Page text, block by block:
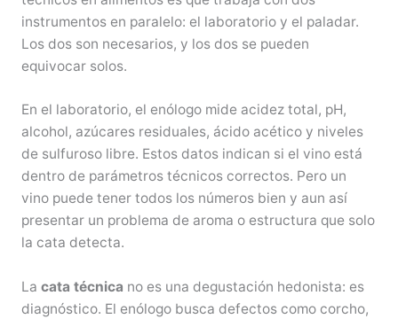
instrumentos en paralelo: el laboratorio y el paladar.
Los dos son necesarios, y los dos se pueden
equivocar solos.
En el laboratorio, el enólogo mide acidez total, pH,
alcohol, azúcares residuales, ácido acético y niveles
de sulfuroso libre. Estos datos indican si el vino está
dentro de parámetros técnicos correctos. Pero un
vino puede tener todos los números bien y aun así
presentar un problema de aroma o estructura que solo
la cata detecta.
La cata técnica no es una degustación hedonista: es
diagnóstico. El enólogo busca defectos como corcho,